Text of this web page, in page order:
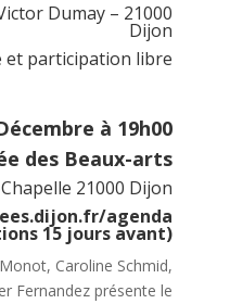
Dumay – 21000
Dijon
et participation libre
à 19h00
des Beaux-arts
21000 Dijon
agenda
15 jours avant)
Caroline Schmid,
Fernandez présente le